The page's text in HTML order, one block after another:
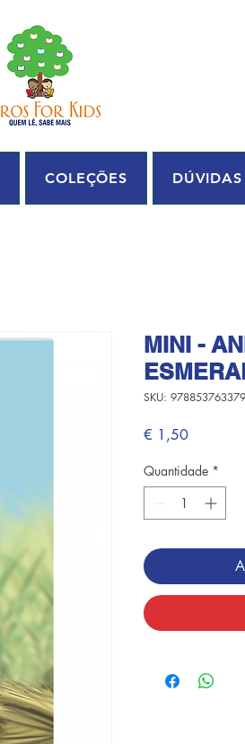
COLEÇÕES DÚVIDAS
MINI -
SKU:
€ 1,50Preço
Quantidade *